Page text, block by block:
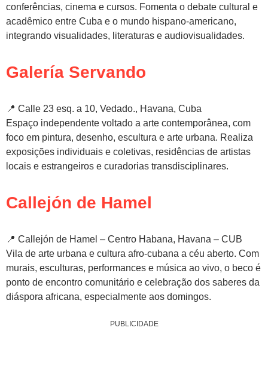
conferências, cinema e cursos. Fomenta o debate cultural e
acadêmico entre Cuba e o mundo hispano-americano,
integrando visualidades, literaturas e audiovisualidades.
Galería Servando
📍 Calle 23 esq. a 10, Vedado., Havana, Cuba
Espaço independente voltado a arte contemporânea, com
foco em pintura, desenho, escultura e arte urbana. Realiza
exposições individuais e coletivas, residências de artistas
locais e estrangeiros e curadorias transdisciplinares.
Callejón de Hamel
📍 Callejón de Hamel – Centro Habana, Havana – CUB
Vila de arte urbana e cultura afro-cubana a céu aberto. Com
murais, esculturas, performances e música ao vivo, o beco é
ponto de encontro comunitário e celebração dos saberes da
diáspora africana, especialmente aos domingos.
PUBLICIDADE